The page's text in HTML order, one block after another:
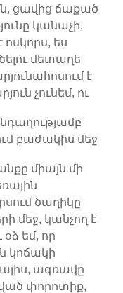
ցավից ճաքած
կանաչի,
ոսկորս, ես
մետաղե
է
չունեմ, ու
բաժակիս մեջ
միայն մի
ծաղիկը
մեջ, կանչող է
եմ, որ
կոճակի
ագռավը
փորոտիք,